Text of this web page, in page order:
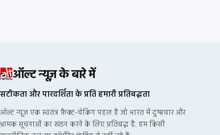
ऑल्ट न्यूज़ के बारे में
सटीकता और पारदर्शिता के प्रति हमारी प्रतिबद्धता
ऑल्ट न्यूज़ एक स्वतंत्र फ़ैक्ट-चेकिंग पहल है जो भारत में दुष्प्रचार और
भ्रामक सूचनाओं का खंडन करने के लिए प्रतिबद्ध है. हम किसी